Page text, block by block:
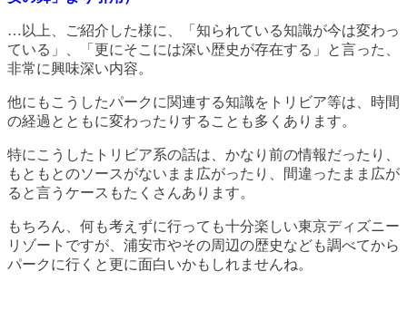
…以上、ご紹介した様に、「知られている知識が今は変わっ
ている」、「更にそこには深い歴史が存在する」と言った、
非常に興味深い内容。
他にもこうしたパークに関連する知識をトリビア等は、時間
の経過とともに変わったりすることも多くあります。
特にこうしたトリビア系の話は、かなり前の情報だったり、
もともとのソースがないまま広がったり、間違ったまま広が
ると言うケースもたくさんあります。
もちろん、何も考えずに行っても十分楽しい東京ディズニー
リゾートですが、浦安市やその周辺の歴史なども調べてから
パークに行くと更に面白いかもしれませんね。